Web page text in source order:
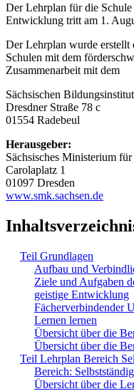
Der Lehrplan für die
Entwicklung tritt am 1.
Der Lehrplan wurde erstellt
Schulen mit dem
Zusammenarbeit mit dem
Sächsischen Bildungsinstitut
Dresdner Straße 78 c
01554 Radebeul
Herausgeber:
Sächsisches Ministerium
Carolaplatz 1
01097 Dresden
www.smk.sachsen.de
Teil Grundlagen
Aufbau und
Ziele und Aufgaben
geistige Entwicklung
Fächerverbindender
Lernen lernen
Übersicht über die
Übersicht über die
Teil Lehrplan Bereich
Bereich:
Übersicht über die